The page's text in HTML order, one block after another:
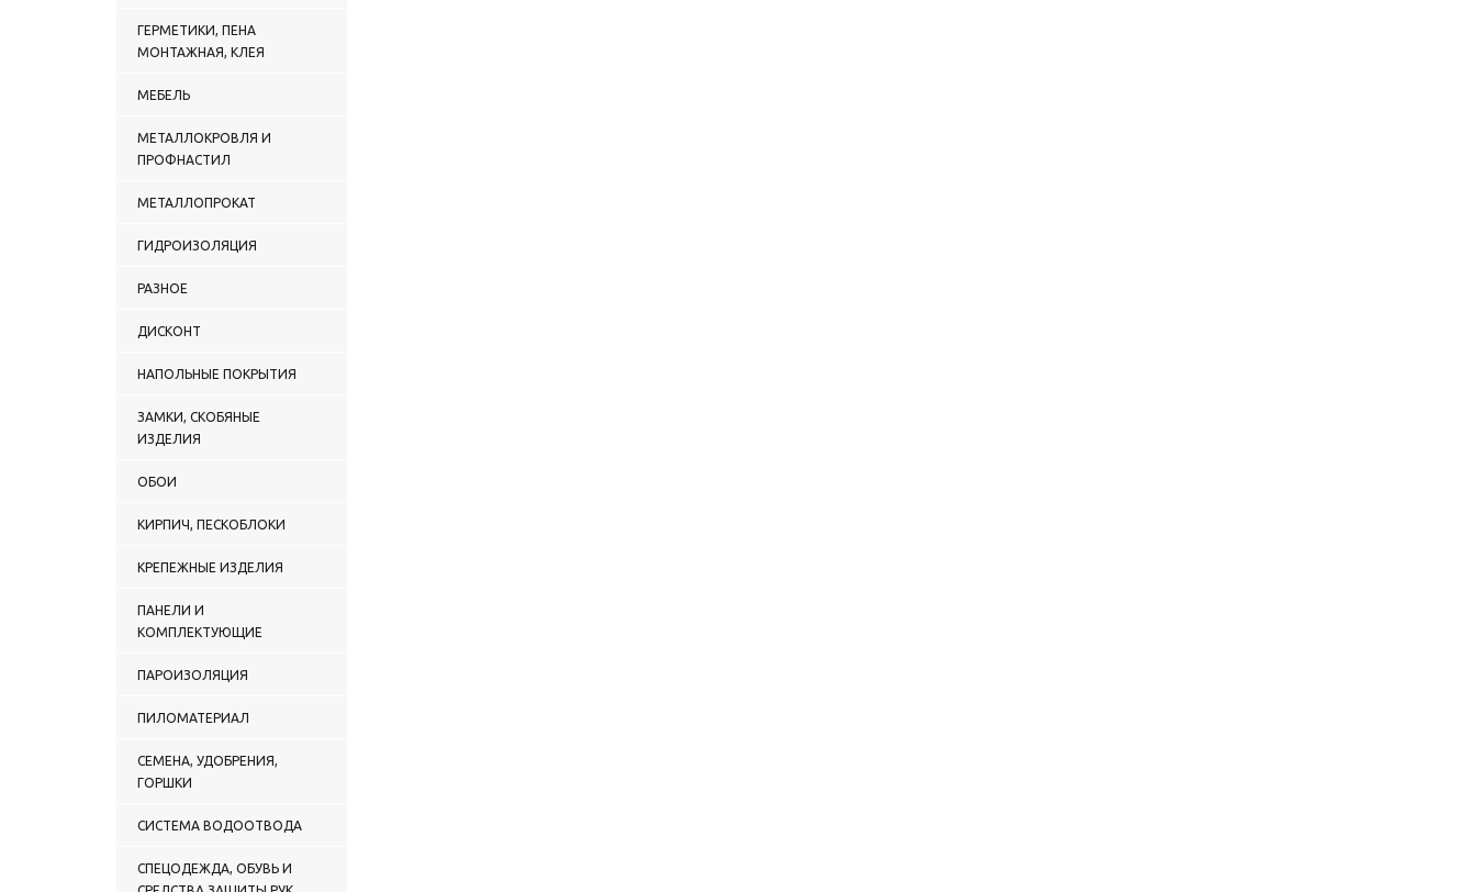
ГЕРМЕТИКИ, ПЕНА
МОНТАЖНАЯ, КЛЕЯ
МЕБЕЛЬ
МЕТАЛЛОКРОВЛЯ И
ПРОФНАСТИЛ
МЕТАЛЛОПРОКАТ
ГИДРОИЗОЛЯЦИЯ
РАЗНОЕ
ДИСКОНТ
НАПОЛЬНЫЕ ПОКРЫТИЯ
ЗАМКИ, СКОБЯНЫЕ
ИЗДЕЛИЯ
ОБОИ
КИРПИЧ, ПЕСКОБЛОКИ
КРЕПЕЖНЫЕ ИЗДЕЛИЯ
ПАНЕЛИ И
КОМПЛЕКТУЮЩИЕ
ПАРОИЗОЛЯЦИЯ
ПИЛОМАТЕРИАЛ
СЕМЕНА, УДОБРЕНИЯ,
ГОРШКИ
СИСТЕМА ВОДООТВОДА
СПЕЦОДЕЖДА, ОБУВЬ И